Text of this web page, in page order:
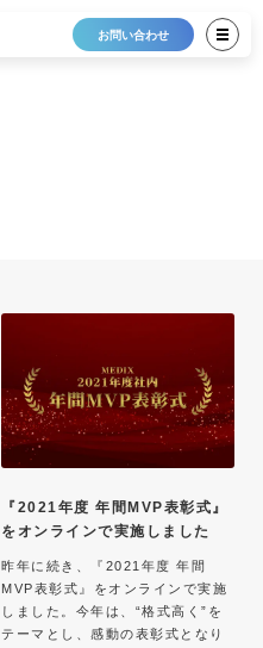
お問い合わせ
『2021年度 年間MVP表彰式』
をオンラインで実施しました
昨年に続き、『2021年度 年間
MVP表彰式』をオンラインで実施
しました。今年は、“格式高く”を
テーマとし、感動の表彰式となり